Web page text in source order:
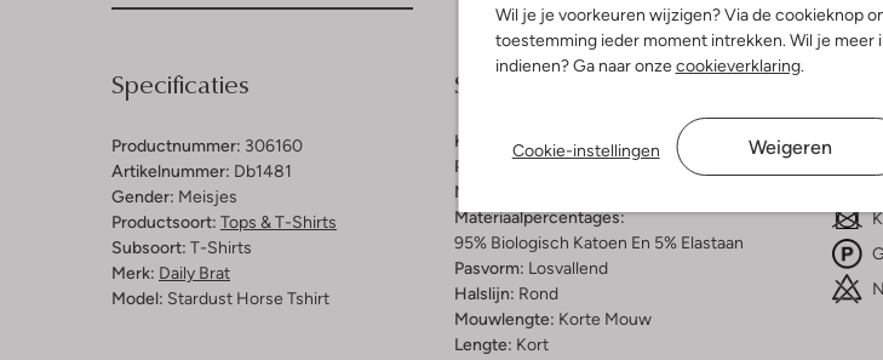
Wil je je voorkeuren wijzigen? Via de cookieknop
toestemming ieder moment intrekken. Wil je meer
indienen? Ga naar onzecookieverklaring.
Cookie-instellingen Weigeren
Specificaties
Productnummer: 306160
Artikelnummer: Db1481
Gender: Meisjes
Productsoort: Tops & T-Shirts
Subsoort: T-Shirts
Merk: Daily Brat
Model: Stardust Horse Tshirt
Samenstelling & Pasvorm
Kleur:
Roze
Patroon:
Materiaal:
Materiaalpercentages:
95% Biologisch Katoen En 5% Elastaan
Pasvorm: Losvallend
Halslijn: Rond
Mouwlengte: Korte Mouw
Lengte: Kort